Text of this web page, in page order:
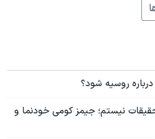
روسیه شود؟
نیستم؛ جیمز کومی خودنما و